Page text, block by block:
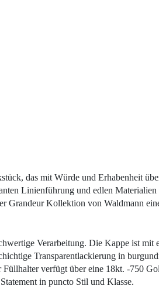
das mit Würde und Erhabenheit
Linienführung und edlen
Grandeur Kollektion von Waldmann
Verarbeitung. Die Kappe ist
Transparentlackierung in
verfügt über eine 18kt. -750
in puncto Stil und Klasse.